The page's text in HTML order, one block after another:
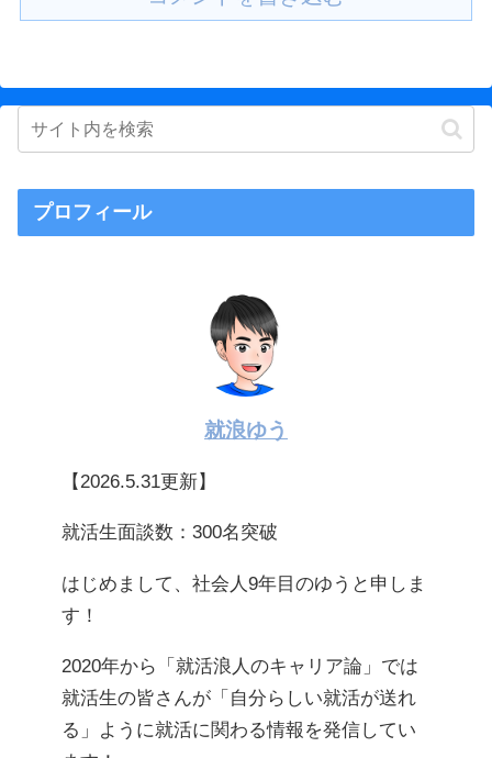
プロフィール
就浪ゆう
【2026.5.31更新】
就活生面談数：300名突破
はじめまして、社会人9年目のゆうと申しま
す！
2020年から「就活浪人のキャリア論」では
就活生の皆さんが「自分らしい就活が送れ
る」ように就活に関わる情報を発信してい